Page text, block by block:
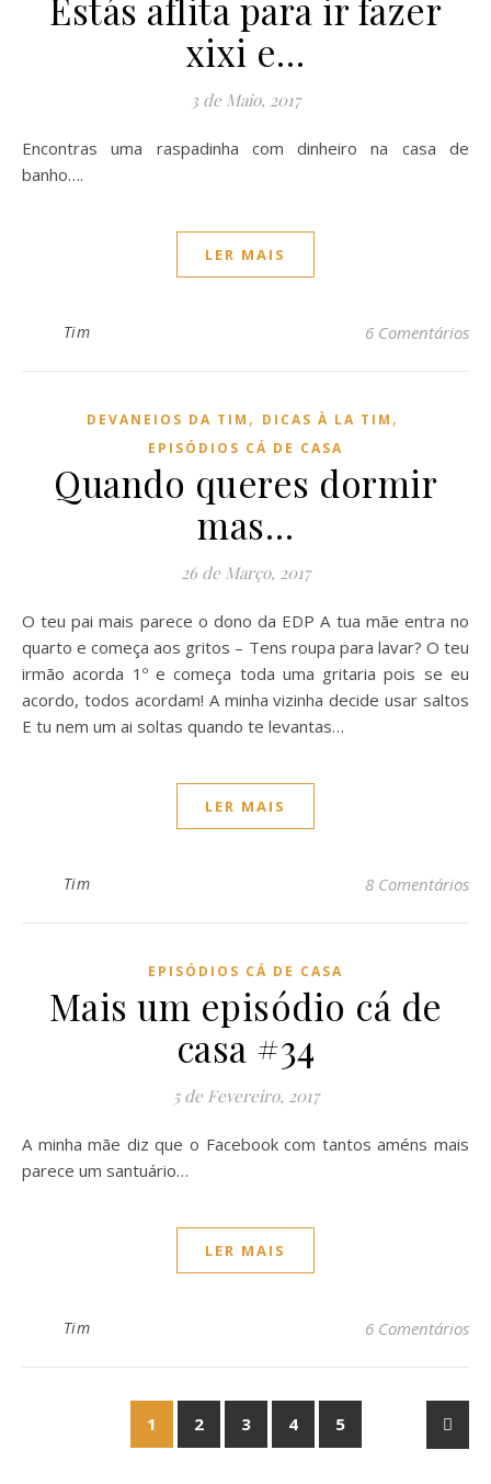
Estás aflita para ir fazer
xixi e…
3 de Maio, 2017
Encontras uma raspadinha com dinheiro na casa de
banho….
LER MAIS
Tim 6 Comentários
DEVANEIOS DA TIM , DICAS À LA TIM ,
EPISÓDIOS CÁ DE CASA
Quando queres dormir
mas…
26 de Março, 2017
O teu pai mais parece o dono da EDP A tua mãe entra no
quarto e começa aos gritos – Tens roupa para lavar? O teu
irmão acorda 1º e começa toda uma gritaria pois se eu
acordo, todos acordam! A minha vizinha decide usar saltos
E tu nem um ai soltas quando te levantas…
LER MAIS
Tim 8 Comentários
EPISÓDIOS CÁ DE CASA
Mais um episódio cá de
casa #34
5 de Fevereiro, 2017
A minha mãe diz que o Facebook com tantos améns mais
parece um santuário…
LER MAIS
Tim 6 Comentários
1 2 3 4 5